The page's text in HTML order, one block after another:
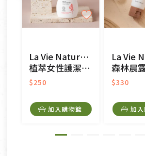
不適用七天鑑賞期商品：
以數位或電磁紀錄形式儲存之商品
接受原片換新。
衣飾鞋類-如T恤，如於送達後水洗
美容保養用品、內衣褲、襪子、口
內衣褲、襪子、口罩個人衛生用品
外,依據《通訊交易解除權合理例外
La Vie Naturelle
植萃女性護潔慕絲
$250
加入購物籃
森林晨
$330
加